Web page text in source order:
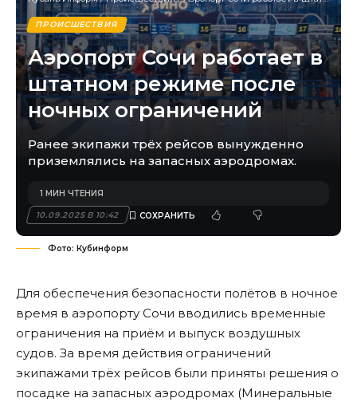
ПРОИСШЕСТВИЯ
Аэропорт Сочи работает в
штатном режиме после
ночных ограничений
Ранее экипажи трёх рейсов вынужденно
приземлялись на запасных аэродромах.
10.09.2025 В 10:42
1 МИН ЧТЕНИЯ
Фото: Кубинформ
Для обеспечения безопасности полётов в ночное
время в аэропорту Сочи вводились временные
ограничения на приём и выпуск воздушных
судов. За время действия ограничений
экипажами трёх рейсов были приняты решения о
посадке на запасных аэродромах (Минеральные